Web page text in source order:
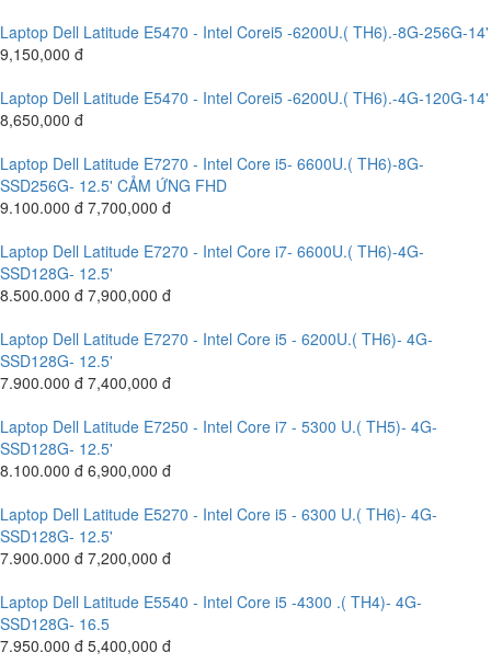
Laptop Dell Latitude E5470 - Intel Corei5 -6200U.( TH6).-8G-256G-14'
9,150,000 đ
Laptop Dell Latitude E5470 - Intel Corei5 -6200U.( TH6).-4G-120G-14'
8,650,000 đ
Laptop Dell Latitude E7270 - Intel Core i5- 6600U.( TH6)-8G-
SSD256G- 12.5' CẢM ỨNG FHD
9.100.000 đ 7,700,000 đ
Laptop Dell Latitude E7270 - Intel Core i7- 6600U.( TH6)-4G-
SSD128G- 12.5'
8.500.000 đ 7,900,000 đ
Laptop Dell Latitude E7270 - Intel Core i5 - 6200U.( TH6)- 4G-
SSD128G- 12.5'
7.900.000 đ 7,400,000 đ
Laptop Dell Latitude E7250 - Intel Core i7 - 5300 U.( TH5)- 4G-
SSD128G- 12.5'
8.100.000 đ 6,900,000 đ
Laptop Dell Latitude E5270 - Intel Core i5 - 6300 U.( TH6)- 4G-
SSD128G- 12.5'
7.900.000 đ 7,200,000 đ
Laptop Dell Latitude E5540 - Intel Core i5 -4300 .( TH4)- 4G-
SSD128G- 16.5
7.950.000 đ 5,400,000 đ